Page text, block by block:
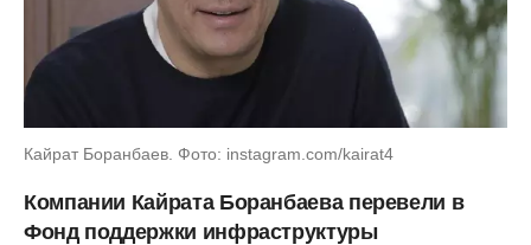
Кайрат Боранбаев. Фото: instagram.com/kairat4
Компании Кайрата Боранбаева перевели в
Фонд поддержки инфраструктуры